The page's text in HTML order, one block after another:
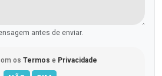
antes de enviar.
os Termos e Privacidade